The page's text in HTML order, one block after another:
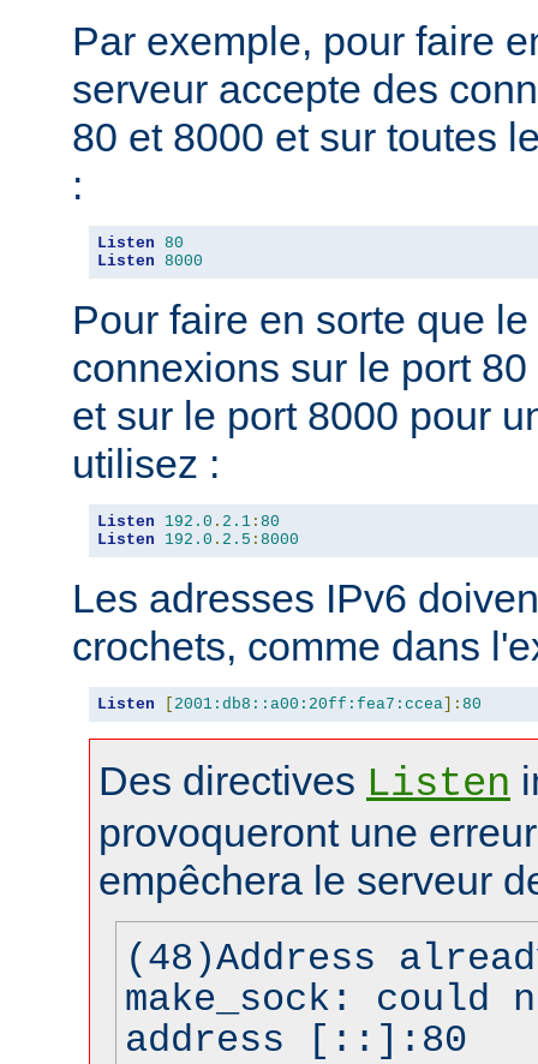
Par exemple, pour faire
serveur accepte des
80 et 8000 et sur toutes
:
Listen 80
Listen 8000
Pour faire en sorte que
connexions sur le port
et sur le port 8000 pour
utilisez :
Listen 192.0 . 2.1 : 80
Listen
192.0 . 2.5 : 8000
Les adresses IPv6
crochets, comme dans
Listen [ 2001:db8::a00:20ff:fea7:ccea]: 80
Des directives Listen
provoqueront une
empêchera le serveur
(48)Address
make_sock: could
address [::]:80